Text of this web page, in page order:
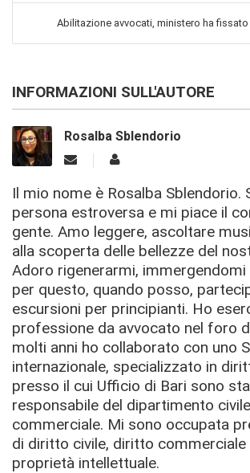
Abilitazione avvocati, ministero ha fissato
INFORMAZIONI SULL'AUTORE
Rosalba Sblendorio
Il mio nome è Rosalba Sblendorio.
persona estroversa e mi piace il
gente. Amo leggere, ascoltare
alla scoperta delle bellezze del
Adoro rigenerarmi, immergendomi
per questo, quando posso,
escursioni per principianti. Ho
professione da avvocato nel foro
molti anni ho collaborato con uno
internazionale, specializzato in
presso il cui Ufficio di Bari sono
responsabile del dipartimento
commerciale. Mi sono occupata
di diritto civile, diritto
proprietà intellettuale.